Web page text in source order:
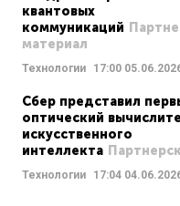
квантовых
коммуникаций
материал
Технологии 17:00
Сбер представил
оптический
искусственного
интеллекта
Технологии 17:04